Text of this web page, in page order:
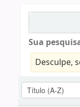
Sua
Desculpe,